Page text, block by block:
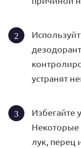
устранят
Избегайте
Некоторые
лук, перец